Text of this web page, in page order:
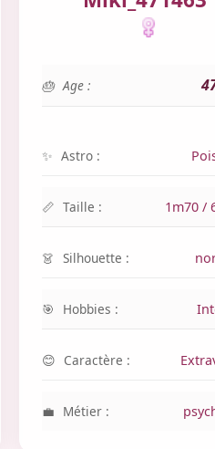
Age :
Astro :
Taille : 1m70 /
Silhouette :
Hobbies :
Caractère :
Métier :